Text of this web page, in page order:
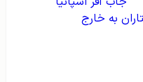
به خارج